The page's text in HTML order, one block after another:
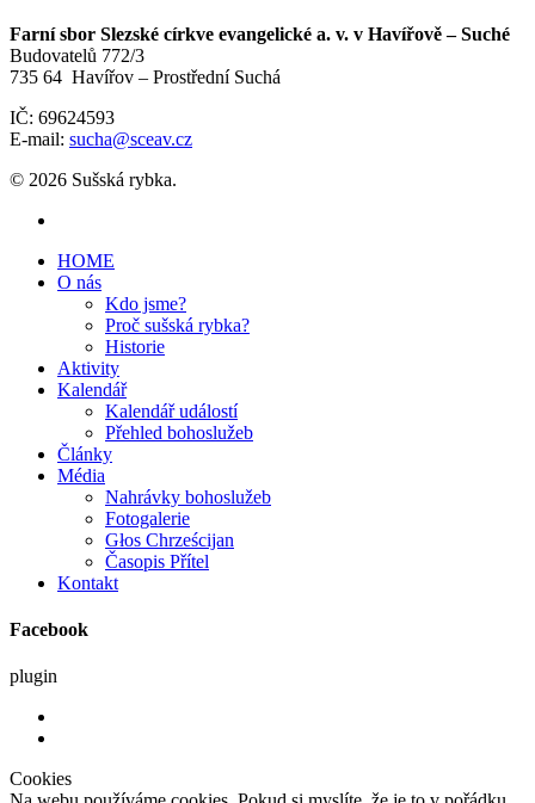
Farní sbor Slezské církve evangelické a. v. v Havířově – Suché
Budovatelů 772/3
735 64 Havířov – Prostřední Suchá
IČ: 69624593
E-mail: sucha@sceav.cz
© 2026 Sušská rybka.
HOME
O nás
Kdo jsme?
Proč sušská rybka?
Historie
Aktivity
Kalendář
Kalendář událostí
Přehled bohoslužeb
Články
Média
Nahrávky bohoslužeb
Fotogalerie
Głos Chrześcijan
Časopis Přítel
Kontakt
Facebook
plugin
Cookies